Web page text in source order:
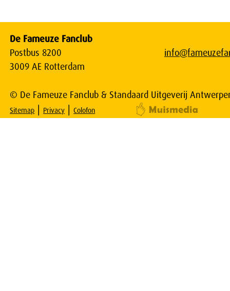
De Fameuze Fanclub
Postbus 8200
3009 AE Rotterdam
© De Fameuze Fanclub & Standaard Uitgeverij
Sitemap | Privacy |Colofon